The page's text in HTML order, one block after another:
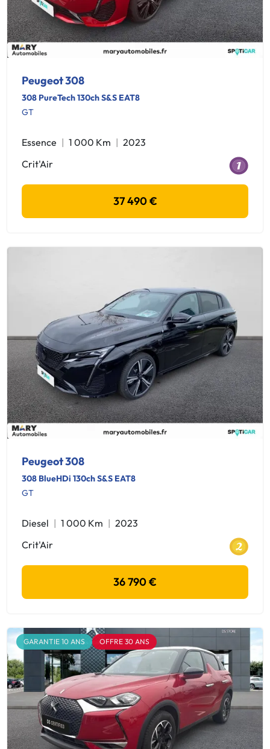
Peugeot 308
308 PureTech 130ch S&S EAT8
GT
Essence 1 000 Km
2023
Crit'Air
37 490 €
Peugeot 308
308 BlueHDi 130ch S&S EAT8
GT
Diesel 1 000 Km
2023
Crit'Air
36 790 €
GARANTIE 10 ANS OFFRE 30 ANS